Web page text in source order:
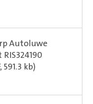
Autoluwe
591.3 kb)